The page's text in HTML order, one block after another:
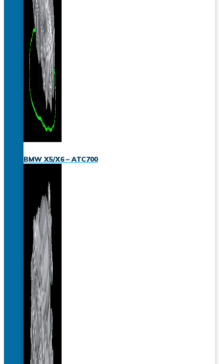
BMW X5/X6 – ATC700